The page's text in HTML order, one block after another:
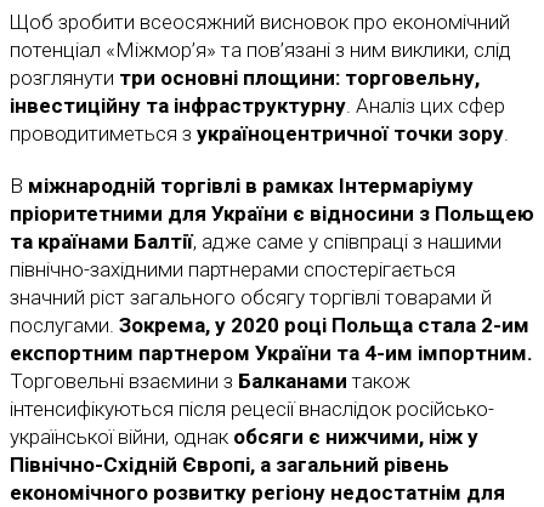
Щоб зробити всеосяжний висновок про економічний
потенціал «Міжмор’я» та пов’язані з ним виклики, слід
розглянути три основні площини: торговельну,
інвестиційну та інфраструктурну. Аналіз цих сфер
проводитиметься з україноцентричної точки зору.
В міжнародній торгівлі в рамках Інтермаріуму
пріоритетними для України є відносини з Польщею
та країнами Балтії, адже саме у співпраці з нашими
північно-західними партнерами спостерігається
значний ріст загального обсягу торгівлі товарами й
послугами. Зокрема, у 2020 році Польща стала 2-им
експортним партнером України та 4-им імпортним.
Торговельні взаємини з Балканамитакож
інтенсифікуються після рецесії внаслідок російсько-
української війни, однак обсяги є нижчими, ніж у
Північно-Східній Європі, а загальний рівень
економічного розвитку регіону недостатнім для